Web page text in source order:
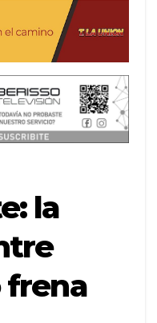
la
frena